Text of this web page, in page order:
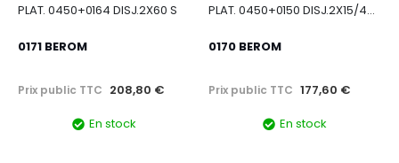
PLAT. 0450+0164 DISJ.2X60 S
0171 BEROM
Prix public TTC 208,80 €
En stock
PLAT. 0450+0150 DISJ.2X15/45 S
0170 BEROM
Prix public TTC 177,60 €
En stock